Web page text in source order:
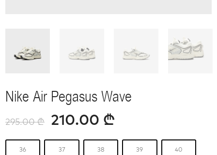
Nike Air Pegasus Wave
295.00₾ 210.00 ₾
36 37 38 39 40